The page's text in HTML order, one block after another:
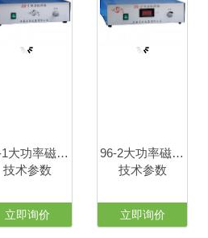
96-1大功率磁力搅拌器
技术参数
立即询价
96-2大功率磁力搅拌器
技术参数
立即询价